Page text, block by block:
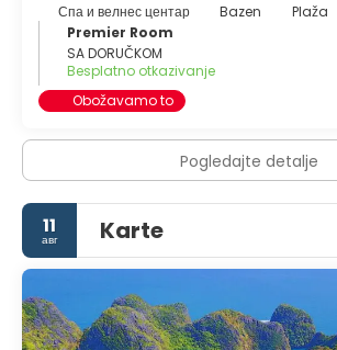
Спа и велнес центар
Bazen
Plaža
Premier Room
SA DORUČKOM
Besplatno otkazivanje
Obožavamo to
Pogledajte detalje
11
авг Karte